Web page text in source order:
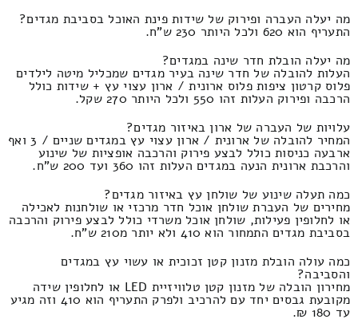
מה יעלה העברה ופירוק של שידות פינת האוכל בסביבת מגדים?
התעריף הוא 620 ולכל היותר 230 ש"ח.
מה יעלה הובלת חדר שינה במגדים?
העלות להובלה של חדר שינה בעיר מגדים שמכליל מיטה לילדים
פלוס קרטון ציפות פלוס ארונית / ארון עצוי עץ + שידות כולל
הרכבה ופירוק העלות זהו 550 ולכל היותר 270 שקל.
עלויות של העברה של ארון באיזור מגדים?
המחיר להובלה של ארונית / ארון עצוי עץ במגדים שניים / 3 ואף
ארבעה כניסות כולל לבצע פירוק והרכבה אופציות של שינוע
והרכבת ארונית הנעה במגדים העלות זהו 360 ועד 200 ש"ח.
כמה תעלה שינוע של שולחן עץ באיזור מגדים?
מחירים של העברת שולחן אוכל חדר מרכזי או שולחנות לאכילה
או לחלופין פעילות, שולחן אוכל משרדי כולל לבצע פירוק והרכבה
בסביבת מגדים התמחור הוא 410 ולא יותר מ210 ש"ח.
כמה עולה הובלת מזנון קטן זכוכית או עשוי עץ במגדים
והסביבה?
מחירון הובלה של מזנון קטן טלוויזיית LED או לחלופין שידה
מקובעת גבסים יחד עם להרכיב ולפרק התעריף הוא 410 וזה מגיע
עד 180 ₪.